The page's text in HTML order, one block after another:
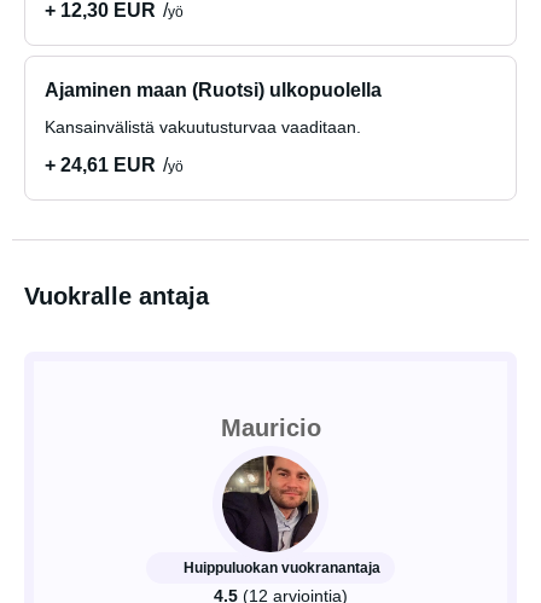
+ 12,30 EUR yö
Ajaminen maan (Ruotsi) ulkopuolella
Kansainvälistä vakuutusturvaa vaaditaan.
+ 24,61 EUR yö
Vuokralle antaja
Mauricio
Huippuluokan vuokranantaja
4.5 (12 arviointia)